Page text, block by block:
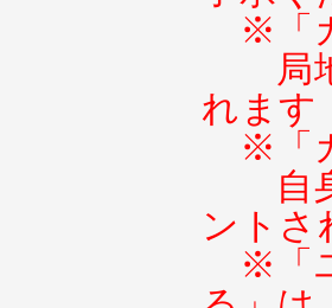
※「
局
れます
※「
自
ントさ
※「